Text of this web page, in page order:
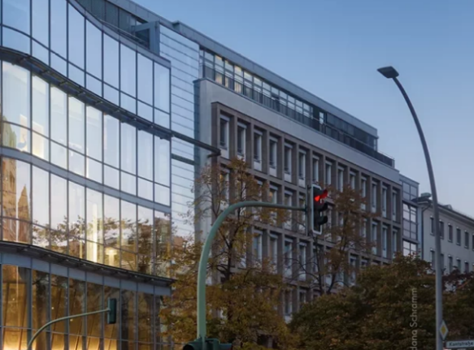
Anfahrt & Parken
Vermietung
ALICE Rooftop & Garden
Newsletter
Kantstr. 17
–
10623Berlin